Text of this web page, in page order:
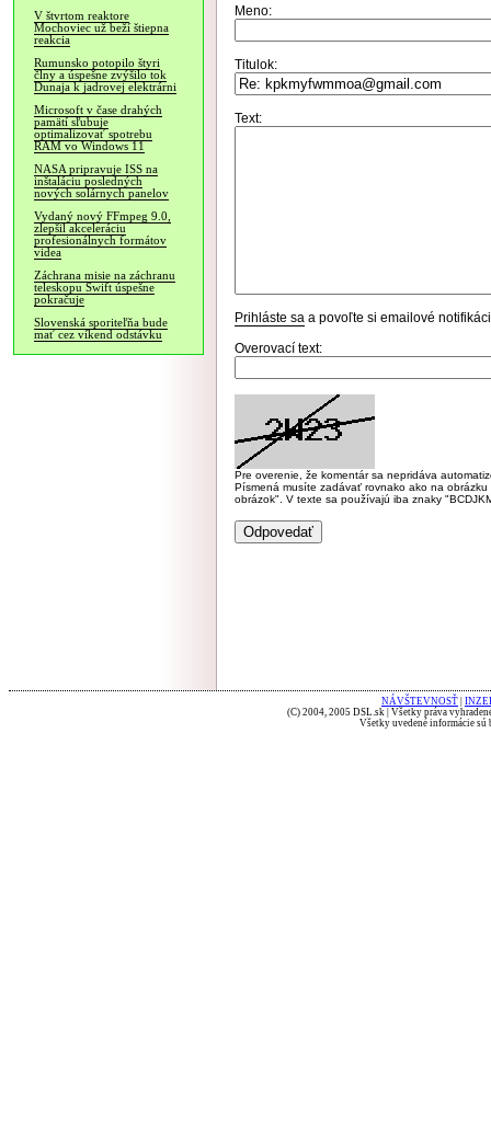
V štvrtom reaktore
Mochoviec už beží štiepna
reakcia
Rumunsko potopilo štyri
člny a úspešne zvýšilo tok
Dunaja k jadrovej elektrárni
Microsoft v čase drahých
pamätí sľubuje
optimalizovať spotrebu
RAM vo Windows 11
NASA pripravuje ISS na
inštaláciu posledných
nových solárnych panelov
Vydaný nový FFmpeg 9.0,
zlepšil akceleráciu
profesionálnych formátov
videa
Záchrana misie na záchranu
teleskopu Swift úspešne
pokračuje
Slovenská sporiteľňa bude
mať cez víkend odstávku
Meno:
Titulok:
Text:
Prihláste sa a povoľte si emailové
Overovací text:
Pre overenie, že komentár sa nepridáva
Písmená musíte zadávať rovnako ako na
obrázok". V texte sa používajú iba znaky
NÁVŠTEVNOSŤ
(C) 2004, 2005 DSL.sk | Všetky práva
Všetky uvedené informácie sú